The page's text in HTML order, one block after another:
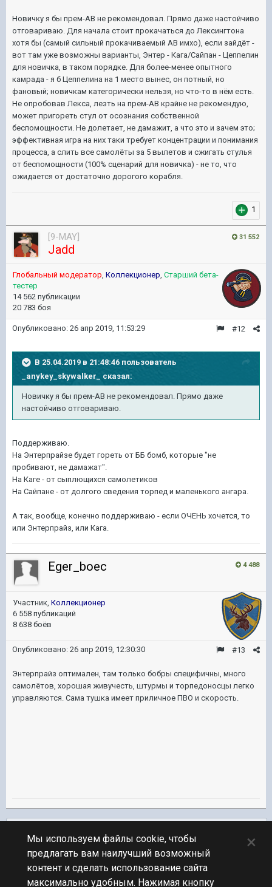
Новичку я бы прем-АВ не рекомендовал. Прямо даже настойчиво
отговариваю. Для начала стоит прокачаться до Лексингтона
хотя бы (самый сильный прокачиваемый АВ имхо), если зайдёт -
вот там уже возможны варианты, Энтер - Кага/Сайпан - Цеппелин
для новичка, в таком порядке. Для более-менее опытного
камрада - я б Цеппелина на 1 место вынес, он потный, но
фановый; новичкам категорически нельзя, но что-то в нём есть.
Не опробовав Лекса, лезть на прем-АВ крайне не рекомендую,
может пригореть стул от осознания собственной
беспомощности. Не долетает, не дамажит, а что это и зачем это;
эффективная игра на них таки требует концентрации и понимания
процесса, а слить все самолёты за 5 вылетов и сжигать стулья
от беспомощности (100% сценарий для новичка) - не то, что
ожидается от достаточно дорогого корабля.
1
31 552
[9-MAY]
Jadd
Глобальный модератор, Коллекционер, Старший бета-
тестер
14 562 публикации
20 783 боя
#12
Опубликовано: 26 апр 2019, 11:53:29
В 25.04.2019 в 21:48:46 пользователь
_anykey_skywalker_ сказал:
Новичку я бы прем-АВ не рекомендовал. Прямо даже
настойчиво отговариваю.
Поддерживаю.
На Энтерпрайзе будет гореть от ББ бомб, которые "не
пробивают, не дамажат".
На Каге - от сыплющихся самолетиков
На Сайпане - от долгого сведения торпед и маленького ангара.
А так, вообще, конечно поддерживаю - если ОЧЕНЬ хочется, то
или Энтерпрайз, или Кага.
4 488
Eger_boec
Участник, Коллекционер
6 558 публикаций
8 638 боёв
#13
Опубликовано: 26 апр 2019, 12:30:30
Энтерпрайз оптимален, там только бобры специфичны, много
самолётов, хорошая живучесть, штурмы и торпедоносцы легко
управляются. Сама тушка имеет приличное ПВО и скорость.
ПЕРЕЙТИ К СПИСКУ ТЕМ
Новичкам
Мы используем файлы cookie, чтобы
предлагать вам наилучший возможный
контент и сделать использование сайта
максимально удобным. Нажимая кнопку
×